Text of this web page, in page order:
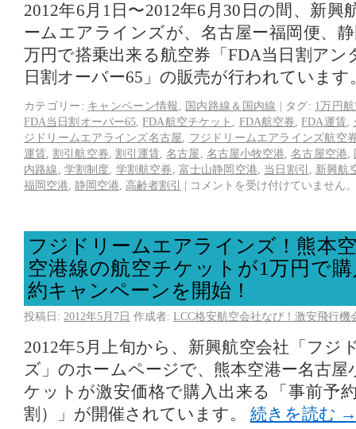
2012年6月1日〜2012年6月30日の間、新興
ームエアラインズが、名古屋ー福岡便、
万円で搭乗出来る航空券「FDA当日割アン
日割オーバー65」の販売が行われていま
カテゴリー: キャンペーン情報 国内路線＆国内線 | タグ: 1万円
FDA当日割オーバー65 ,FDA航空チケット FDA航空券 ,FDA運賃
ジドリームエアラインズ名古屋
フジドリームエアラインズ航空
運賃 ,割引航空券 割引運賃 ,名古屋 名古屋小牧空港 ,名古屋空港
内路線
学割制度 学割航空券 富士山静岡空港 当日割引
新興航
福岡空港 静岡空港 高齢者割引 | コメントを受け付けていません。
フジドリームエアラインズ！熊本
空港線の航空チケットが1万円で
約キャンペーンを開始！
投稿日: 2012年5月7日 作成者: LCC格安航空会社なび！激安飛行機
2012年5月上旬から、新興航空会社「フジ
ズ」のホームページで、熊本空港ー名古屋
ケットが激安価格で購入出来る「事前予
割）」が開催されています。 続きを読む →